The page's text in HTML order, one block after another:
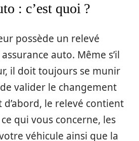
: c’est quoi ?
possède un relevé
auto. Même s’il
il doit toujours se munir
valider le changement
d’abord, le relevé contient
qui vous concerne, les
véhicule ainsi que la